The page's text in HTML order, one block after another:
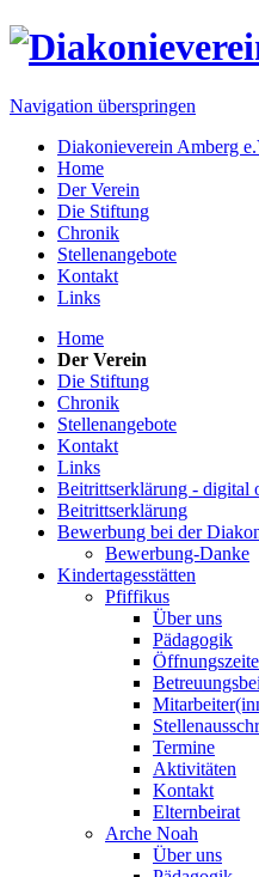
Navigation überspringen
Diakonieverein Amberg
Home
Der Verein
Die Stiftung
Chronik
Stellenangebote
Kontakt
Links
Home
Der Verein
Die Stiftung
Chronik
Stellenangebote
Kontakt
Links
Beitrittserklärung - digital
Beitrittserklärung
Bewerbung bei der
Bewerbung-Danke
Kindertagesstätten
Pfiffikus
Über uns
Pädagogik
Termine
Aktivitäten
Kontakt
Elternbeirat
Arche Noah
Über uns